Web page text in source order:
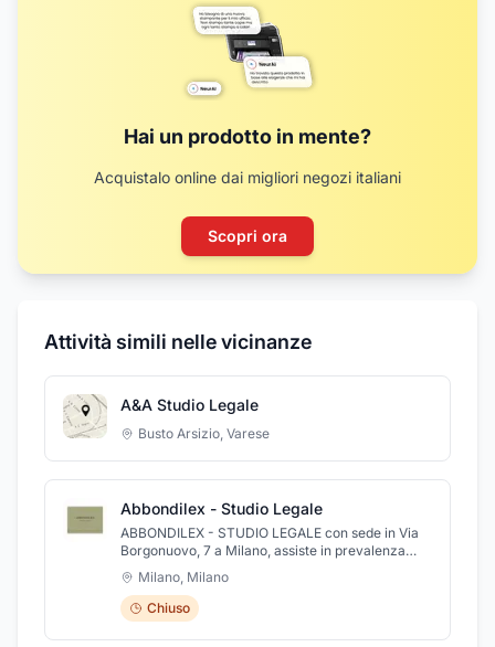
Hai un prodotto in mente?
Acquistalo online dai migliori negozi italiani
Scopri ora
Attività simili nelle vicinanze
A&A Studio Legale
Busto Arsizio, Varese
Abbondilex - Studio Legale
ABBONDILEX - STUDIO LEGALE con sede in Via
Borgonuovo, 7 a Milano, assiste in prevalenza
società, imprenditori e investitori nelle loro attività
quotidiane ma anche in complesse e innovative
operazioni commerciali, societarie e finanziarie .
Lo studio propone un'elevata professionalità e
una lunga esperienza svolgendo attività di
Milano, Milano
Chiuso